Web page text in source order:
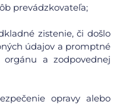
prevádzkovateľa;
zistenie, či došlo
údajov a promptné
orgánu a zodpovednej
opravy alebo